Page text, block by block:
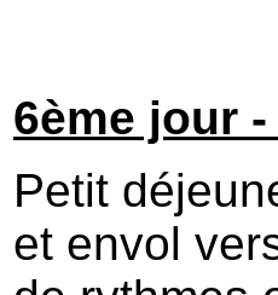
6ème jour -
Petit
et envol